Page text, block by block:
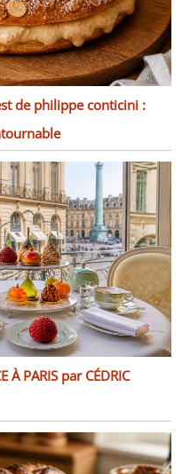
de philippe conticini :
À PARIS par CÉDRIC